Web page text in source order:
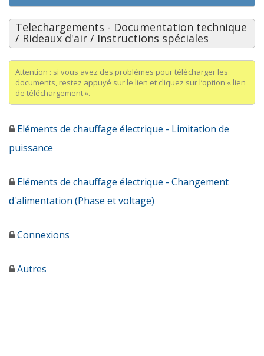
Telechargements - Documentation technique
/ Rideaux d'air / Instructions spéciales
Attention : si vous avez des problèmes pour télécharger les
documents, restez appuyé sur le lien et cliquez sur l’option « lien
de téléchargement ».
Eléments de chauffage électrique - Limitation de
puissance
Eléments de chauffage électrique - Changement
d'alimentation (Phase et voltage)
Connexions
Autres